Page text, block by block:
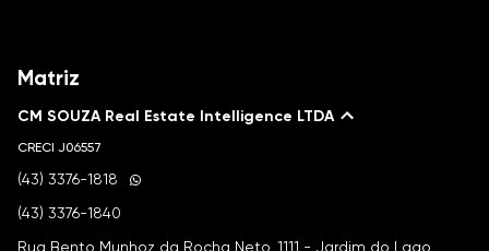
Matriz
CM SOUZA Real Estate Intelligence LTDA
CRECI J06557
(43) 3376-1818
(43) 3376-1840
Rua Bento Munhoz da Rocha Neto, 1111 - Jardim do Lago